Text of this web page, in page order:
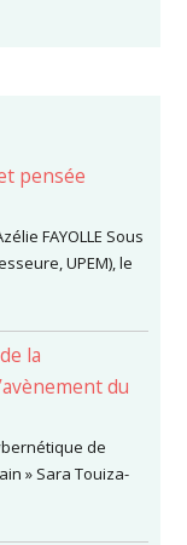
pensée
FAYOLLE Sous
UPEM), le
la
du
de
» Sara Touiza-